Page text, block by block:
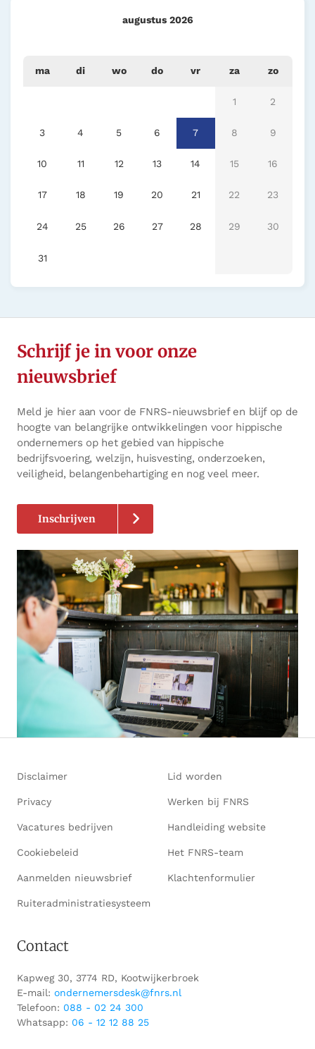
augustus 2026
ma di wo do vr za zo
1 2
3 4 5 6 7 8 9
10 11 12 13 14 15 16
17 18 19 20 21 22 23
24 25 26 27 28 29 30
31
Schrijf je in voor onze
nieuwsbrief
Meld je hier aan voor de FNRS-nieuwsbrief en blijf op de
hoogte van belangrijke ontwikkelingen voor hippische
ondernemers op het gebied van hippische
bedrijfsvoering, welzijn, huisvesting, onderzoeken,
veiligheid, belangenbehartiging en nog veel meer.
Inschrijven
Disclaimer Lid worden
Privacy Werken bij FNRS
Vacatures bedrijven Handleiding website
Cookiebeleid Het FNRS-team
Aanmelden nieuwsbrief Klachtenformulier
Ruiteradministratiesysteem
Contact
Kapweg 30, 3774 RD, Kootwijkerbroek
E-mail: ondernemersdesk@fnrs.nl
Telefoon: 088 - 02 24 300
Whatsapp: 06 - 12 12 88 25